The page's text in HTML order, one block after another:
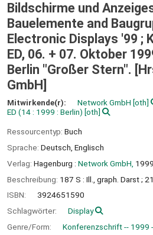
Bildschirme und
Bauelemente and
Electronic Displays '99 ;
ED, 06. + 07. Oktober
Berlin "Großer Stern".
GmbH]
Mitwirkende(r): Network GmbH [oth]
ED (14 : 1999 : Berlin) [oth]
Ressourcentyp: Buch
Sprache: Deutsch Englisch
Verlag: Hagenburg : Network GmbH, 1999
Beschreibung: 187 S : Ill., graph. Darst ;
ISBN:
3924651590
Schlagwörter:
Display
Genre/Form:
Konferenzschrift -- 1999